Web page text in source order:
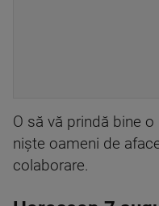
O să vă prindă bine
nişte oameni de
colaborare.